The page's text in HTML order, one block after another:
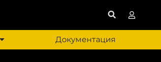
Документация